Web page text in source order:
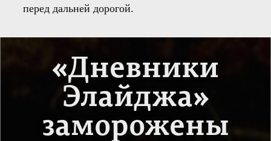
перед дальней дорогой.
«Дневники
Элайджа»
заморожены